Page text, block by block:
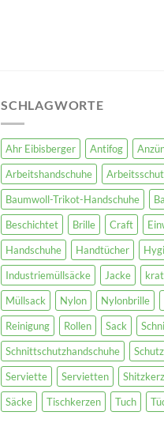
SCHLAGWORTE
Ahr Eibisberger Antifog
Arbeitshandschuhe
Baumwoll-Trikot-Handschuhe
Beschichtet
Brille Craft
Handschuhe
Handtücher
Industriemüllsäcke
Jacke
Müllsack
Nylon Nylonbrille
Reinigung
Rollen Sack
Schnittschutzhandschuhe
Serviette
Servietten
Säcke
Tischkerzen Tuch